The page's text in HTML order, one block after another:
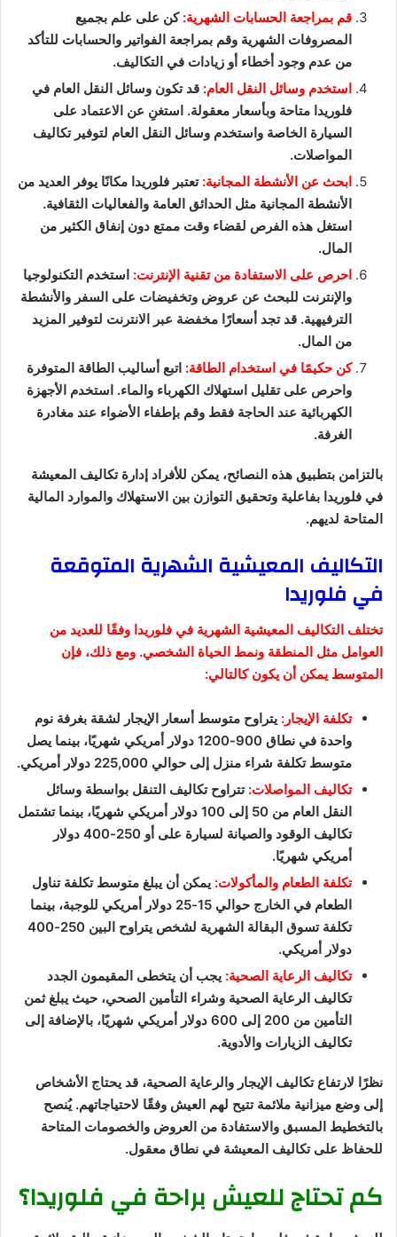
قم بمراجعة الحسابات الشهرية: كن على علم بجميع
المصروفات الشهرية وقم بمراجعة الفواتير والحسابات للتأكد
من عدم وجود أخطاء أو زيادات في التكاليف.
استخدم وسائل النقل العام: قد تكون وسائل النقل العام في
فلوريدا متاحة وبأسعار معقولة. استغنِ عن الاعتماد على
السيارة الخاصة واستخدم وسائل النقل العام لتوفير تكاليف
المواصلات.
ابحث عن الأنشطة المجانية: تعتبر فلوريدا مكانًا يوفر العديد من
الأنشطة المجانية مثل الحدائق العامة والفعاليات الثقافية.
استغل هذه الفرص لقضاء وقت ممتع دون إنفاق الكثير من
المال.
احرص على الاستفادة من تقنية الإنترنت: استخدم التكنولوجيا
والإنترنت للبحث عن عروض وتخفيضات على السفر والأنشطة
الترفيهية. قد تجد أسعارًا مخفضة عبر الانترنت لتوفير المزيد
من المال.
كن حكيمًا في استخدام الطاقة: اتبع أساليب الطاقة المتوفرة
واحرص على تقليل استهلاك الكهرباء والماء. استخدم الأجهزة
الكهربائية عند الحاجة فقط وقم بإطفاء الأضواء عند مغادرة
الغرفة.
بالتزامن بتطبيق هذه النصائح، يمكن للأفراد إدارة تكاليف المعيشة
في فلوريدا بفاعلية وتحقيق التوازن بين الاستهلاك والموارد المالية
المتاحة لديهم.
التكاليف المعيشية الشهرية المتوقعة
في فلوريدا
تختلف التكاليف المعيشية الشهرية في فلوريدا وفقًا للعديد من
العوامل مثل المنطقة ونمط الحياة الشخصي. ومع ذلك، فإن
المتوسط يمكن أن يكون كالتالي:
تكلفة الإيجار: يتراوح متوسط أسعار الإيجار لشقة بغرفة نوم
واحدة في نطاق 900-1200 دولار أمريكي شهريًا، بينما يصل
متوسط تكلفة شراء منزل إلى حوالي 225,000 دولار أمريكي.
تكاليف المواصلات: تتراوح تكاليف التنقل بواسطة وسائل
النقل العام من 50 إلى 100 دولار أمريكي شهريًا، بينما تشتمل
تكاليف الوقود والصيانة لسيارة على أو 250-400 دولار
أمريكي شهريًا.
تكلفة الطعام والمأكولات: يمكن أن يبلغ متوسط تكلفة تناول
الطعام في الخارج حوالي 15-25 دولار أمريكي للوجبة، بينما
تكلفة تسوق البقالة الشهرية لشخص يتراوح البين 250-400
دولار أمريكي.
تكاليف الرعاية الصحية: يجب أن يتخطى المقيمون الجدد
تكاليف الرعاية الصحية وشراء التأمين الصحي، حيث يبلغ ثمن
التأمين من 200 إلى 600 دولار أمريكي شهريًا، بالإضافة إلى
تكاليف الزيارات والأدوية.
نظرًا لارتفاع تكاليف الإيجار والرعاية الصحية، قد يحتاج الأشخاص
إلى وضع ميزانية ملائمة تتيح لهم العيش وفقًا لاحتياجاتهم. يُنصح
بالتخطيط المسبق والاستفادة من العروض والخصومات المتاحة
للحفاظ على تكاليف المعيشة في نطاق معقول.
كم تحتاج للعيش براحة في فلوريدا؟